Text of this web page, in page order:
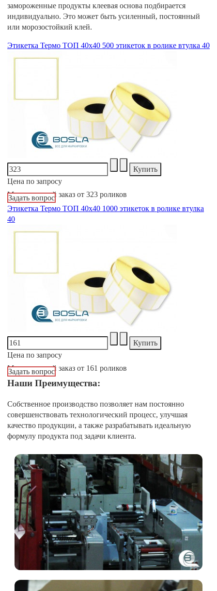
замороженные продукты клеевая основа подбирается
индивидуально. Это может быть усиленный, постоянный
или морозостойкий клей.
Этикетка Термо ТОП 40х40 500 этикеток в ролике втулка 40
Цена по запросу
Минимальный заказ от 323 роликов
Задать вопрос
Этикетка Термо ТОП 40х40 1000 этикеток в ролике втулка
40
Цена по запросу
Минимальный заказ от 161 роликов
Задать вопрос
Наши Преимущества:
Собственное производство позволяет нам постоянно
совершенствовать технологический процесс, улучшая
качество продукции, а также разрабатывать идеальную
формулу продукта под задачи клиента.